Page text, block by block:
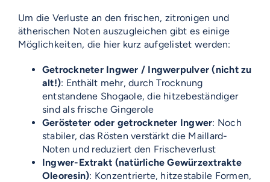
Um die Verluste an den frischen, zitronigen und
ätherischen Noten auszugleichen gibt es einige
Möglichkeiten, die hier kurz aufgelistet werden:
Getrockneter Ingwer / Ingwerpulver (nicht zu
alt!): Enthält mehr, durch Trocknung
entstandene Shogaole, die hitzebeständiger
sind als frische Gingerole
Gerösteter oder getrockneter Ingwer: Noch
stabiler, das Rösten verstärkt die Maillard-
Noten und reduziert den Frischeverlust
Ingwer-Extrakt (natürliche Gewürzextrakte
Oleoresin): Konzentrierte, hitzestabile Formen,